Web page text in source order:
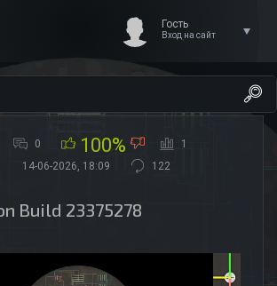
Гость
Вход на сайт
0 100% 1
14-06-2026, 18:09 122
Build 23375278